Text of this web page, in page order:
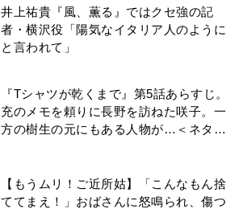
井上祐貴『風、薫る』ではクセ強の記
者・横沢役「陽気なイタリア人のように
と言われて」
『Tシャツが乾くまで』第5話あらすじ。
充のメモを頼りに長野を訪ねた咲子。一
方の樹生の元にもある人物が…＜ネタバ
【もうムリ！ご近所姑】「こんなもん捨
ててまえ！」おばさんに怒鳴られ、傷つ